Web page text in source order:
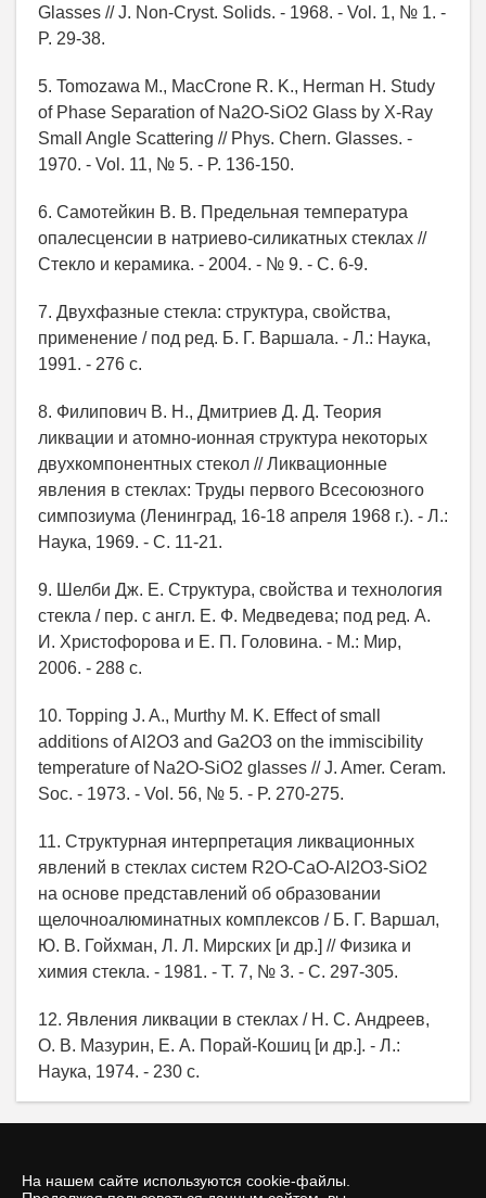
На нашем сайте используются cookie-файлы.
Glasses // J. Non-Cryst. Solids. - 1968. - Vol. 1, № 1. -
P. 29-38.
5. Tomozawa M., MacCrone R. K., Herman H. Study
of Phase Separation of Na2O-SiO2 Glass by X-Ray
Small Angle Scattering // Phys. Chern. Glasses. -
1970. - Vol. 11, № 5. - P. 136-150.
6. Самотейкин В. В. Предельная температура
опалесценсии в натриево-силикатных стеклах //
Стекло и керамика. - 2004. - № 9. - С. 6-9.
7. Двухфазные стекла: структура, свойства,
применение / под ред. Б. Г. Варшала. - Л.: Наука,
1991. - 276 с.
8. Филипович В. Н., Дмитриев Д. Д. Теория
ликвации и атомно-ионная структура некоторых
двухкомпонентных стекол // Ликвационные
явления в стеклах: Труды первого Всесоюзного
симпозиума (Ленинград, 16-18 апреля 1968 г.). - Л.:
Наука, 1969. - С. 11-21.
9. Шелби Дж. Е. Структура, свойства и технология
стекла / пер. с англ. Е. Ф. Медведева; под ред. А.
И. Христофорова и Е. П. Головина. - М.: Мир,
2006. - 288 с.
10. Topping J. A., Murthy M. K. Effect of small
additions of Al2O3 and Ga2O3 on the immiscibility
temperature of Na2О-SiО2 glasses // J. Amer. Ceram.
Soc. - 1973. - Vol. 56, № 5. - P. 270-275.
11. Структурная интерпретация ликвационных
явлений в стеклах систем R2O-CаО-Al2O3-SiO2
на основе представлений об образовании
щелочноалюминатных комплексов / Б. Г. Варшал,
Ю. В. Гойхман, Л. Л. Мирских [и др.] // Физика и
химия стекла. - 1981. - Т. 7, № 3. - С. 297-305.
12. Явления ликвации в стеклах / Н. С. Андреев,
О. В. Мазурин, Е. А. Порай-Кошиц [и др.]. - Л.:
Наука, 1974. - 230 с.